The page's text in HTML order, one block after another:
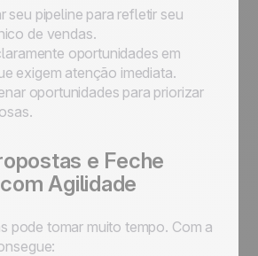
seu pipeline para refletir seu
de vendas.
oportunidades em
exigem atenção imediata.
oportunidades para priorizar
e Feche
Agilidade
pode tomar muito tempo. Com a